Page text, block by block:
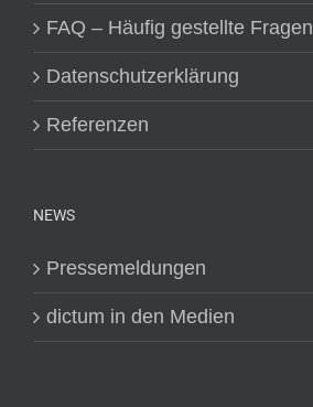
FAQ – Häufig gestellte Fragen
Datenschutzerklärung
Referenzen
NEWS
Pressemeldungen
dictum in den Medien